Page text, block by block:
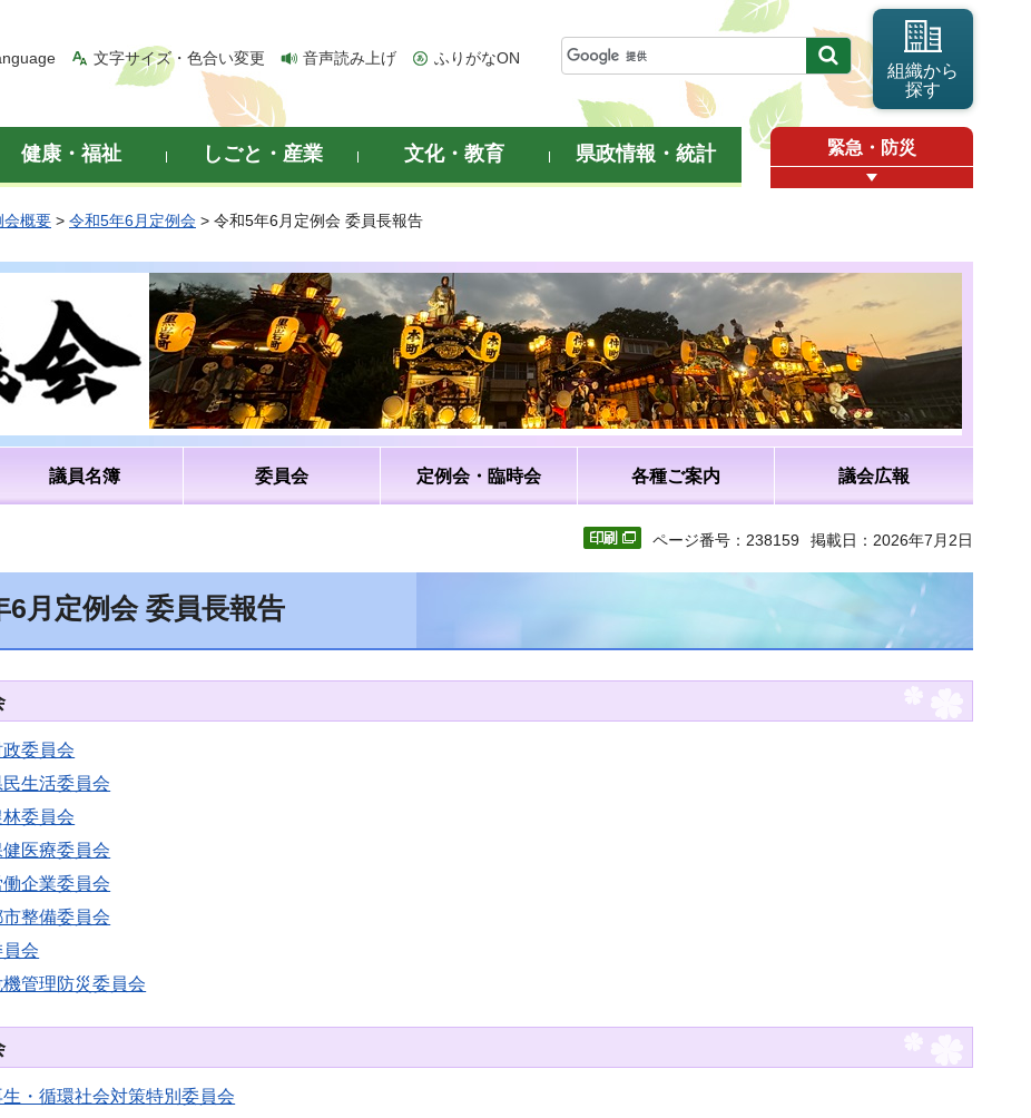
文字サイズ・色合い変更 音声読み上げ ふりがなON
組織から
探す
健康・福祉 しごと・産業 文化・教育 県政情報・統計 緊急・防災
会概要 > 令和5年6月定例会 > 令和5年6月定例会 委員長報告
議員名簿 委員会 定例会・臨時会 各種ご案内 議会広報
ページ番号：238159 掲載日：2026年7月2日
6月定例会 委員長報告
委員会
生活委員会
委員会
医療委員会
企業委員会
整備委員会
会
管理防災委員会
生・循環社会対策特別委員会